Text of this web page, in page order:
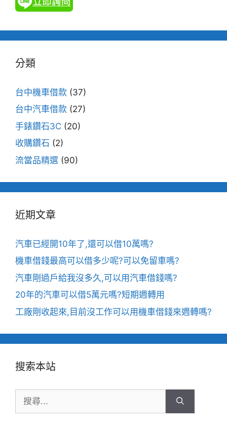
分類
台中機車借款 (37)
台中汽車借款 (27)
手錶鑽石3C (20)
收購鑽石 (2)
流當品精選 (90)
近期文章
汽車已經開10年了,還可以借10萬嗎?
機車借錢最高可以借多少呢?可以免留車嗎?
汽車剛過戶給我沒多久,可以用汽車借錢嗎?
20年的汽車可以借5萬元嗎?短期週轉用
工廠剛收起來,目前沒工作可以用機車借錢來週轉嗎?
搜索本站
尋: